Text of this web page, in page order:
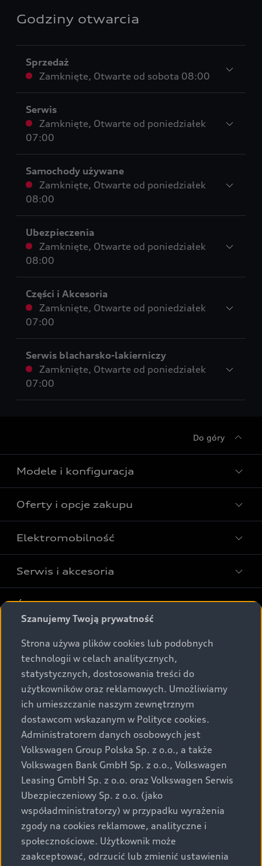
Szanujemy Twoją prywatność
Strona używa plików cookies lub podobnych
technologii w celach analitycznych,
statystycznych, dostosowania treści do
użytkowników oraz reklamowych. Umożliwiamy
ich umieszczanie naszym zewnętrznym
dostawcom wskazanym w Polityce cookies.
Administratorem danych osobowych jest
Volkswagen Group Polska Sp. z o.o., a także
Volkswagen Bank GmbH Sp. z o.o., Volkswagen
Leasing GmbH Sp. z o.o. oraz Volkswagen Serwis
Ubezpieczeniowy Sp. z o.o. (jako
współadministratorzy) w przypadku wyrażenia
zgody na cookies reklamowe, analityczne i
społecznościowe. Użytkownik może
zaakceptować, odrzucić lub zmienić ustawienia
Godziny otwarcia
Sprzedaż
Zamknięte, Otwarte od sobota 08:00
Serwis
Zamknięte, Otwarte od poniedziałek
07:00
Samochody używane
Zamknięte, Otwarte od poniedziałek
08:00
Ubezpieczenia
Zamknięte, Otwarte od poniedziałek
08:00
Części i Akcesoria
Zamknięte, Otwarte od poniedziałek
07:00
Serwis blacharsko-lakierniczy
Zamknięte, Otwarte od poniedziałek
07:00
Do góry
Modele i konfiguracja
Wszystkie modele Audi
Modele elektryczne Audi
Modele Audi plug-in hybrid
Modele Audi RS
Skonfiguruj swoje Audi
Porównaj modele Audi
Umów się na jazdę testową
Skonfiguruj swój model z Ekspertem Audi
Oferty i opcje zakupu
Gotowe do odbioru
Oferta Audi Business Edition
Oferta Audi Perfect Lease
Dostępne samochody nowe
Dostępne samochody używane
Wyszukaj najbliższego Partnera Audi
Oferta dla przedsiębiorców
Oferta dla klientów prywatnych
Kalkulator rat
Ubezpieczenie
Świat Audi RS
Audi driving experience
Elektromobilność
Poznaj nasze modele elektryczne
Porównaj nasze modele elektryczne
Skonfiguruj swoje Audi z napędem elektrycznym
Poznaj nasze modele plug-in hybrid
Porównaj nasze modele plug-in hybrid
Skonfiguruj swoje Audi z napędem plug-in hybrid
Eksperci elektromobilności Audi
Zasięg
Ładowanie
Serwis i akcesoria
Aplikacja myAudi i usługi cyfrowe
Centrum napraw powypadkowych
Gwarancja
Akcje serwisowe Audi
Katalog online akcesoriów
Świat Audi
Aktualności i historie postępu
Audi Revolut F1® Team
Audi Nuvolari
Audi i Muzeum Sztuki Nowoczesnej w Warszawie
Audi driving experience
Audi quattro Cup
Audi i Puchar Świata w Skokach Narciarskich w
Zakopanem
© 2026 Audi Polska.
Informacje prawne
Partnerzy
Centrum Medialne Audi
Informacje dla warsztatów
Dane WLTP
Recykling
Polityka prywatności
Polityka plików cookies
Formularz cofnięcia zgód
System zgłoszeń naruszeń
Ustawienia cookies
Kontakt IOD
Kontakt EU Data Act